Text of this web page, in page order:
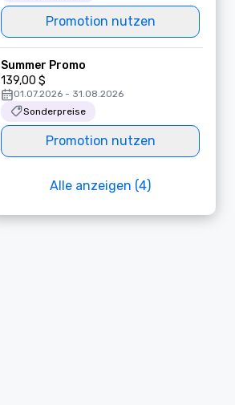
Promotion nutzen
Summer Promo
139,00 $
01.07.2026 - 31.08.2026
Sonderpreise
Promotion nutzen
Alle anzeigen (4)